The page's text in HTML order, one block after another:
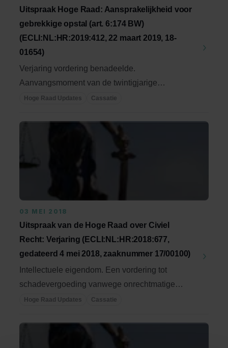
Uitspraak Hoge Raad: Aansprakelijkheid voor
gebrekkige opstal (art. 6:174 BW)
(ECLI:NL:HR:2019:412, 22 maart 2019, 18-
01654)
Verjaring vordering benadeelde.
Aanvangsmoment van de twintigjarige
verjaringstermijn van art. ...
Hoge Raad Updates Cassatie
03 MEI 2018
Uitspraak van de Hoge Raad over Civiel
Recht: Verjaring (ECLI:NL:HR:2018:677,
gedateerd 4 mei 2018, zaaknummer 17/00100)
Intellectuele eigendom. Een vordering tot
schadevergoeding vanwege onrechtmatige
wetgeving ...
Hoge Raad Updates Cassatie